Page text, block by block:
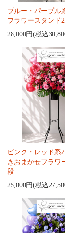
ブルー・パープル
フラワースタンド
28,000円(税込
ピンク・レッド系
きおまかせフラワ
段
25,000円(税込